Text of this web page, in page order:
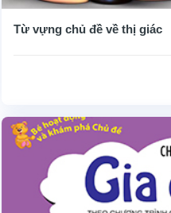
Từ vựng chủ đề về thị giác